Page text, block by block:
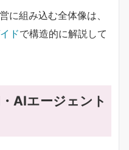
に組み込む全体像は、
ドで構造的に解説して
AIエージェント